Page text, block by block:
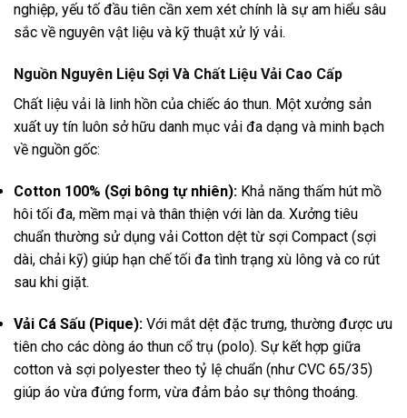
nghiệp, yếu tố đầu tiên cần xem xét chính là sự am hiểu sâu
sắc về nguyên vật liệu và kỹ thuật xử lý vải.
Nguồn Nguyên Liệu Sợi Và Chất Liệu Vải Cao Cấp
Chất liệu vải là linh hồn của chiếc áo thun. Một xưởng sản
xuất uy tín luôn sở hữu danh mục vải đa dạng và minh bạch
về nguồn gốc:
Cotton 100% (Sợi bông tự nhiên): Khả năng thấm hút mồ
hôi tối đa, mềm mại và thân thiện với làn da. Xưởng tiêu
chuẩn thường sử dụng vải Cotton dệt từ sợi Compact (sợi
dài, chải kỹ) giúp hạn chế tối đa tình trạng xù lông và co rút
sau khi giặt.
Vải Cá Sấu (Pique): Với mắt dệt đặc trưng, thường được ưu
tiên cho các dòng áo thun cổ trụ (polo). Sự kết hợp giữa
cotton và sợi polyester theo tỷ lệ chuẩn (như CVC 65/35)
giúp áo vừa đứng form, vừa đảm bảo sự thông thoáng.